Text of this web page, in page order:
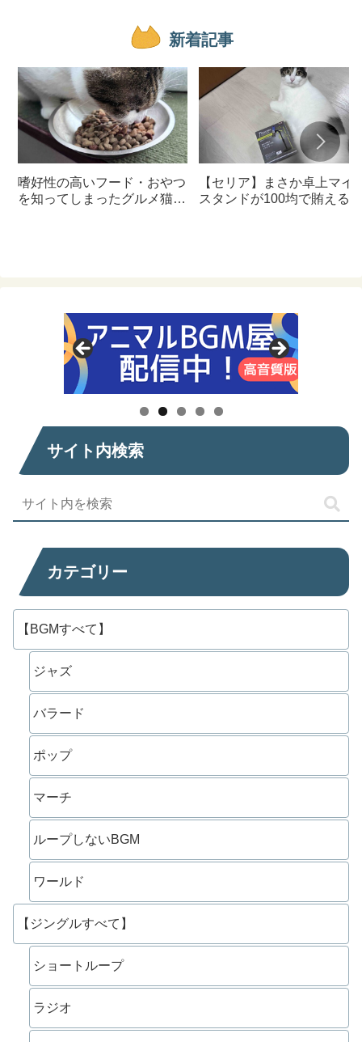
新着記事
嗜好性の高いフード・おやつ
を知ってしまったグルメ猫の
【セリア】まさか卓上マイ
スタンドが100均で賄えるな
サイト内検索
カテゴリー
【BGMすべて】
ジャズ
バラード
ポップ
マーチ
ループしないBGM
ワールド
【ジングルすべて】
ショートループ
ラジオ